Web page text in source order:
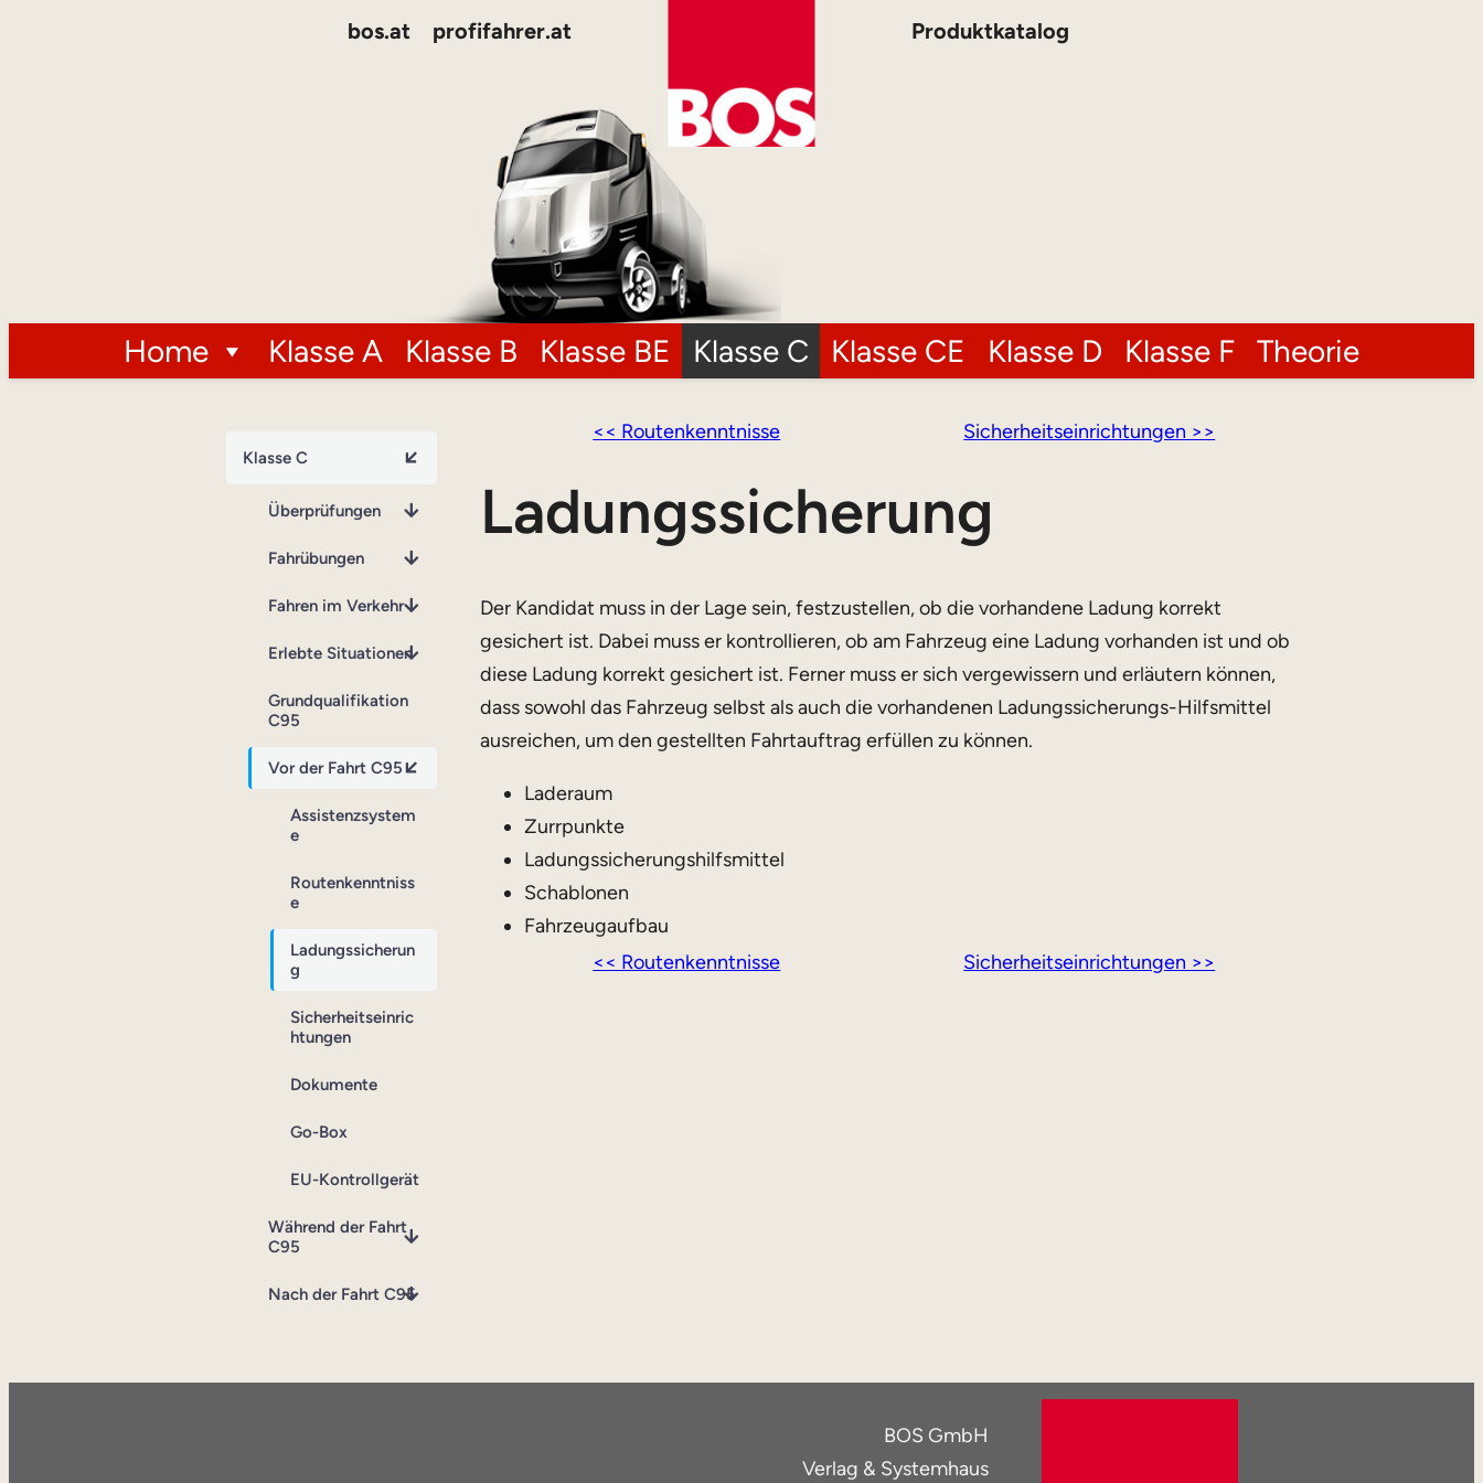
bos.at profifahrer.at Produktkatalog
Home Klasse A Klasse B Klasse BE Klasse C Klasse CE Klasse D Klasse F Theorie
Klasse C
Überprüfungen
Fahrübungen
Fahren im Verkehr
Erlebte Situationen
Grundqualifikation
C95
Vor der Fahrt C95
Assistenzsystem
e
Routenkenntniss
e
Ladungssicherun
g
Sicherheitseinric
htungen
Dokumente
Go-Box
EU-Kontrollgerät
Während der Fahrt
C95
Nach der Fahrt C95
<< Routenkenntnisse Sicherheitseinrichtungen >>
Ladungssicherung
Der Kandidat muss in der Lage sein, festzustellen, ob die vorhandene Ladung korrekt
gesichert ist. Dabei muss er kontrollieren, ob am Fahrzeug eine Ladung vorhanden ist und ob
diese Ladung korrekt gesichert ist. Ferner muss er sich vergewissern und erläutern können,
dass sowohl das Fahrzeug selbst als auch die vorhandenen Ladungssicherungs-Hilfsmittel
ausreichen, um den gestellten Fahrtauftrag erfüllen zu können.
Laderaum
Zurrpunkte
Ladungssicherungshilfsmittel
Schablonen
Fahrzeugaufbau
<< Routenkenntnisse
Sicherheitseinrichtungen >>
BOS GmbH
Verlag & Systemhaus